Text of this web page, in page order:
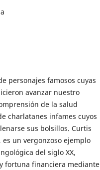
personajes famosos cuyas
avanzar nuestro
de la salud
charlatanes infames cuyos
sus bolsillos. Curtis
es un vergonzoso ejemplo
del siglo XX,
fortuna financiera mediante